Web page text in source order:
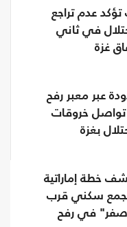
تؤكد عدم تراجع
في ثاني
غزة
عبر معبر رفح
تواصل خروقات
بغزة
خطة إماراتية
سكني قرب
في رفح